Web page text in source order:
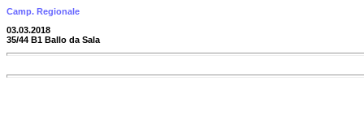
Camp. Regionale
03.03.2018
35/44 B1 Ballo da Sala